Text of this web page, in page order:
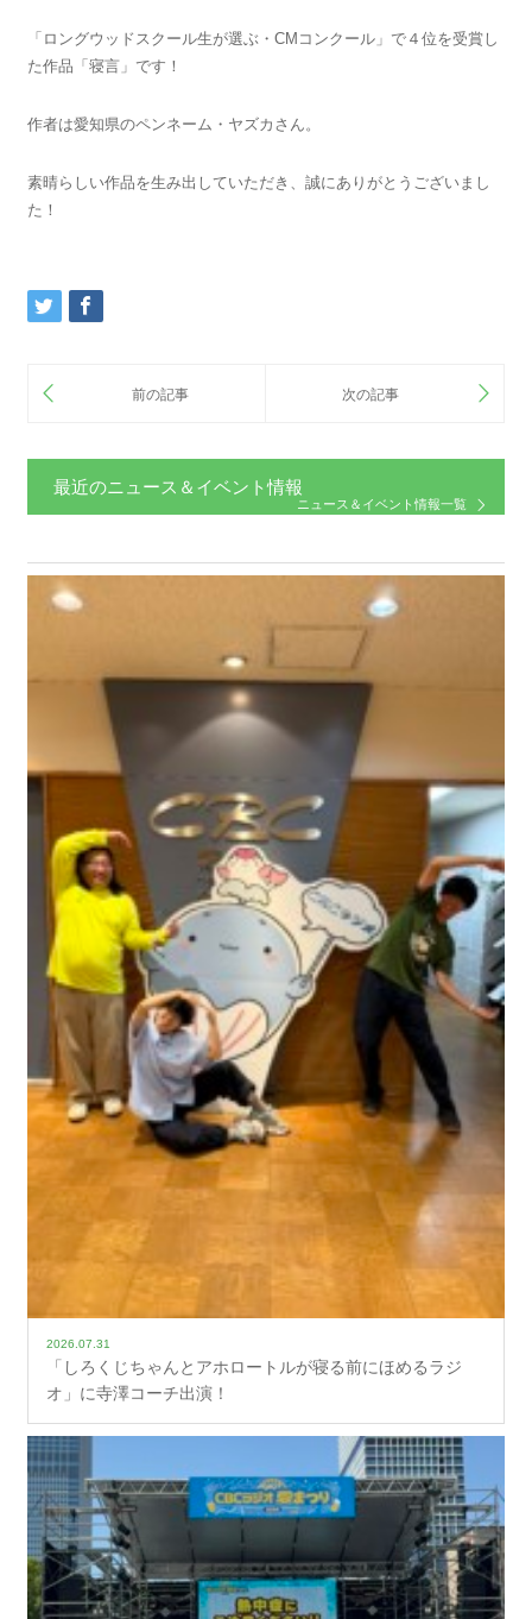
「ロングウッドスクール生が選ぶ・CMコンクール」で４位を受賞し
た作品「寝言」です！
作者は愛知県のペンネーム・ヤズカさん。
素晴らしい作品を生み出していただき、誠にありがとうございまし
た！
最近のニュース＆イベント情報
ニュース＆イベント情報一覧
2026.07.31
「しろくじちゃんとアホロートルが寝る前にほめるラジ
オ」に寺澤コーチ出演！